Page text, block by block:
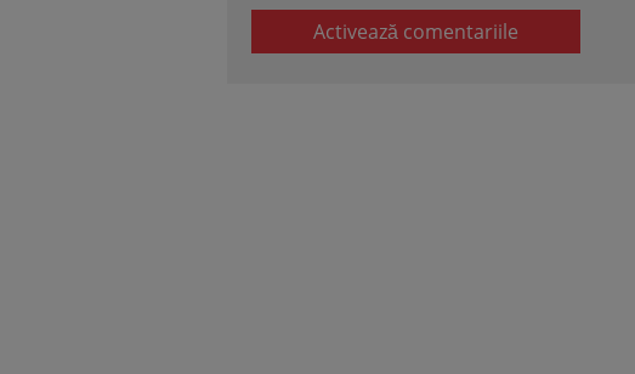
Activează comentariile